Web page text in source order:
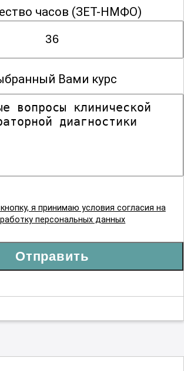
часов (ЗЕТ-НМФО)
Вами курс
я принимаю условия согласия на
персональных данных
Отправить